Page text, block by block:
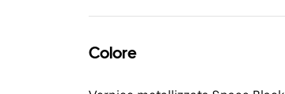
Colore